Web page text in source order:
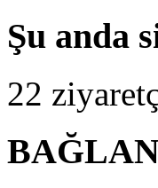
Şu anda
22